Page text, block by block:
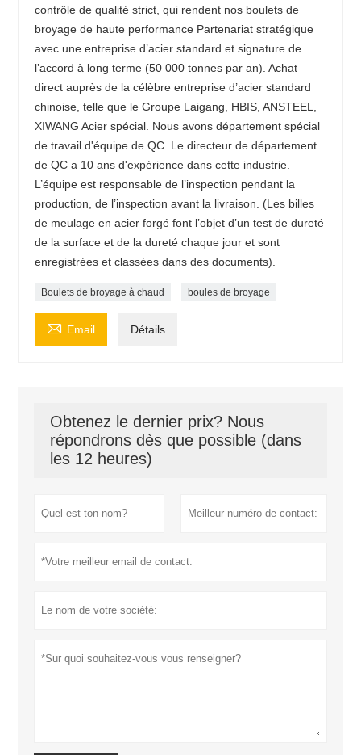
contrôle de qualité strict, qui rendent nos boulets de
broyage de haute performance Partenariat stratégique
avec une entreprise d’acier standard et signature de
l’accord à long terme (50 000 tonnes par an). Achat
direct auprès de la célèbre entreprise d’acier standard
chinoise, telle que le Groupe Laigang, HBIS, ANSTEEL,
XIWANG Acier spécial. Nous avons département spécial
de travail d'équipe de QC. Le directeur de département
de QC a 10 ans d'expérience dans cette industrie.
L’équipe est responsable de l’inspection pendant la
production, de l’inspection avant la livraison. (Les billes
de meulage en acier forgé font l’objet d’un test de dureté
de la surface et de la dureté chaque jour et sont
enregistrées et classées dans des documents).
Boulets de broyage à chaud boules de broyage
 Email Détails
Obtenez le dernier prix? Nous
répondrons dès que possible (dans
les 12 heures)